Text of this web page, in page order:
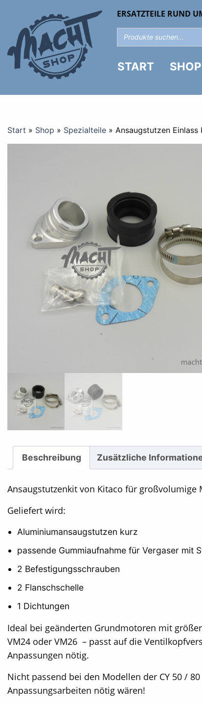
ERSATZTEILE RUND
START SHOP
Start » Shop » Spezialteile » Ansaugstutzen
Beschreibung Zusätzliche
Ansaugstutzenkit von Kitaco für großvolumige
Geliefert wird:
Aluminiumansaugstutzen kurz
passende Gummiaufnahme für Vergaser mit
2 Befestigungsschrauben
2 Flanschschelle
1 Dichtungen
Ideal bei geänderten Grundmotoren mit
VM24 oder VM26 – passt auf die
Anpassungen nötig.
Nicht passend bei den Modellen der CY 50 /
Anpassungsarbeiten nötig wären!